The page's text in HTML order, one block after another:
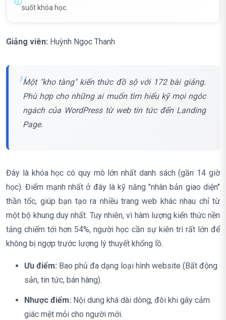
suốt khóa học.
Giảng viên: Huỳnh Ngọc Thanh
Một "kho tàng" kiến thức đồ sộ với 172 bài giảng.
Phù hợp cho những ai muốn tìm hiểu kỹ mọi ngóc
ngách của WordPress từ web tin tức đến Landing
Page.
Đây là khóa học có quy mô lớn nhất danh sách (gần 14 giờ
học). Điểm mạnh nhất ở đây là kỹ năng "nhân bản giao diện"
thần tốc, giúp bạn tạo ra nhiều trang web khác nhau chỉ từ
một bộ khung duy nhất. Tuy nhiên, vì hàm lượng kiến thức nền
tảng chiếm tới hơn 54%, người học cần sự kiên trì rất lớn để
không bị ngợp trước lượng lý thuyết khổng lồ.
Ưu điểm: Bao phủ đa dạng loại hình website (Bất động
sản, tin tức, bán hàng).
Nhược điểm: Nội dung khá dài dòng, đôi khi gây cảm
giác mệt mỏi cho người mới.